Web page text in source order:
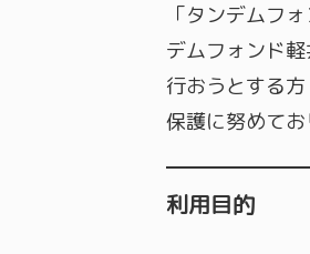
「タンデムフ
デムフォンド
行おうとする
保護に努めてお
利用目的